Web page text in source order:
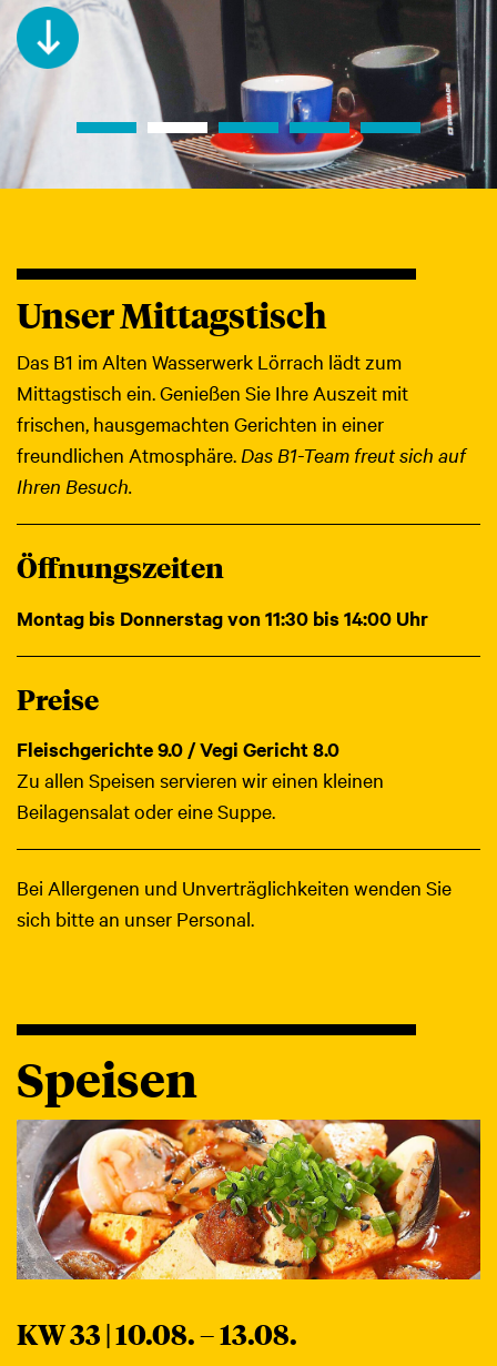
Unser Mittagstisch
Das B1 im Alten Wasserwerk Lörrach lädt zum
Mittagstisch ein. Genießen Sie Ihre Auszeit mit
frischen, hausgemachten Gerichten in einer
freundlichen Atmosphäre. Das B1-Team freut sich auf
Ihren Besuch.
Öffnungszeiten
Montag bis Donnerstag von 11:30 bis 14:00 Uhr
Preise
Fleischgerichte 9.0 / Vegi Gericht 8.0
Zu allen Speisen servieren wir einen kleinen
Beilagensalat oder eine Suppe.
Bei Allergenen und Unverträglichkeiten wenden Sie
sich bitte an unser Personal.
Speisen
KW 33 | 10.08. – 13.08.